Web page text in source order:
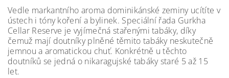
Vedle markantního aroma dominikánské zeminy ucítíte v
ústech i tóny koření a bylinek. Speciální řada Gurkha
Cellar Reserve je vyjímečná stařenými tabáky, díky
čemuž mají doutníky plněné těmito tabáky neskutečně
jemnou a aromatickou chuť. Konkrétně u těchto
doutníků se jedná o nikaragujské tabáky staré 5 až 15
let.